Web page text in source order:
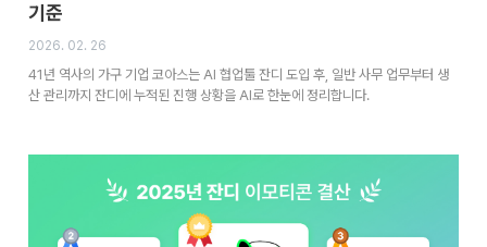
기준
2026. 02. 26
41년 역사의 가구 기업 코아스는 AI 협업툴 잔디 도입 후, 일반 사무 업무부터 생
산 관리까지 잔디에 누적된 진행 상황을 AI로 한눈에 정리합니다.